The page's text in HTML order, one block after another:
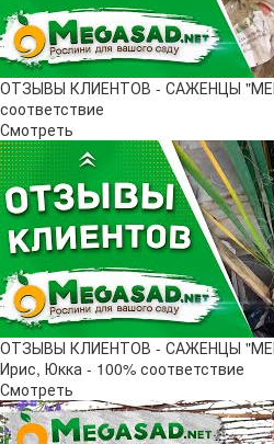
ОТЗЫВЫ КЛИЕНТОВ - САЖЕНЦЫ
соответствие
Смотреть
ОТЗЫВЫ КЛИЕНТОВ - САЖЕНЦЫ
Ирис, Юкка - 100% соответствие
Смотреть